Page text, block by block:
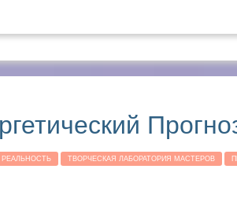
ТВОРЧЕСКАЯ ЛАБОРАТОРИЯ МАСТЕРОВ